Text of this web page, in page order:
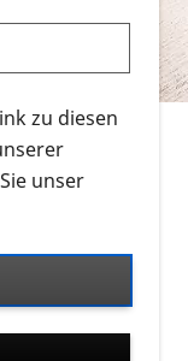
zum
Website
an.
Infomaterial
Videos zu
werden in
zu diesen
unser